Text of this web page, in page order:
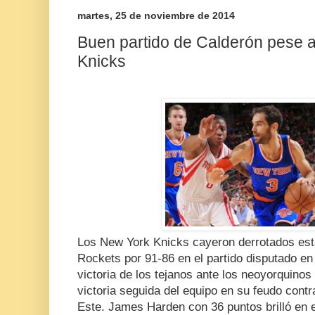
martes, 25 de noviembre de 2014
Buen partido de Calderón pese
Knicks
Los New York Knicks cayeron derrotados
Rockets por 91-86 en el partido disputado
victoria de los tejanos ante los
victoria seguida del equipo en su feudo
Este. James Harden con 36 puntos brilló en